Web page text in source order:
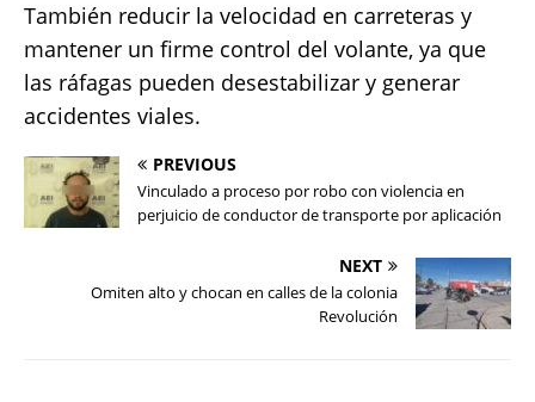
También reducir la velocidad en carreteras y
mantener un firme control del volante, ya que
las ráfagas pueden desestabilizar y generar
accidentes viales.
PREVIOUS
Vinculado a proceso por robo con violencia en
perjuicio de conductor de transporte por aplicación
NEXT
Omiten alto y chocan en calles de la colonia
Revolución